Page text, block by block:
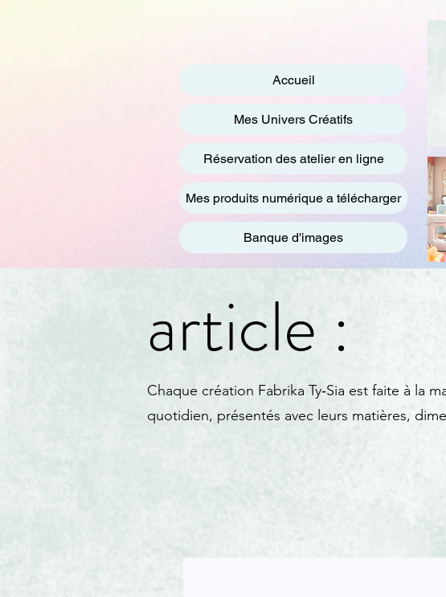
Accueil
Mes Univers Créatifs
Réservation des atelier en ligne
Mes produits numérique a télécharger
Banque d'images
article :
Chaque création Fabrika Ty‑Sia est faite à la
quotidien, présentés avec leurs matières,